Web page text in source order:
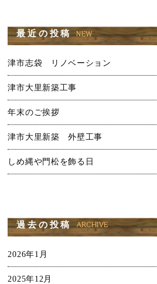
最近の投稿
津市志袋 リノベーション
津市大里新築工事
年末のご挨拶
津市大里新築 外壁工事
しめ縄や門松を飾る日
過去の投稿
2026年1月
2025年12月